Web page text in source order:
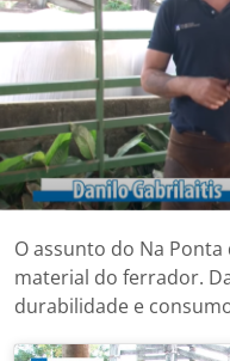
O assunto do Na Ponta
material do ferrador.
durabilidade e